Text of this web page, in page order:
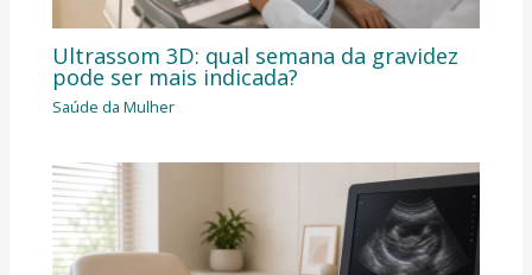
Ultrassom 3D: qual semana da gravidez
pode ser mais indicada?
Saúde da Mulher